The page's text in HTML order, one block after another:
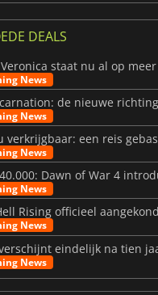
DEALS
News
News
News
News
Rising officieel
News
News